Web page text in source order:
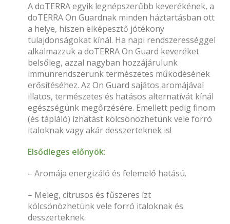
A doTERRA egyik legnépszerűbb keverékének, a
doTERRA On Guardnak minden háztartásban ott
a helye, hiszen elképesztő jótékony
tulajdonságokat kínál. Ha napi rendszerességgel
alkalmazzuk a doTERRA On Guard keveréket
belsőleg, azzal nagyban hozzájárulunk
immunrendszerünk természetes működésének
erősítéséhez. Az On Guard sajátos aromájával
illatos, természetes és hatásos alternatívát kínál
egészségünk megőrzésére. Emellett pedig finom
(és tápláló) ízhatást kölcsönözhetünk vele forró
italoknak vagy akár desszerteknek is!
Elsődleges előnyök:
– Aromája energizáló és felemelő hatású.
– Meleg, citrusos és fűszeres ízt
kölcsönözhetünk vele forró italoknak és
desszerteknek.